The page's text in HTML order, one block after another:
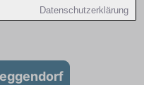
Datenschutzerklärung
in